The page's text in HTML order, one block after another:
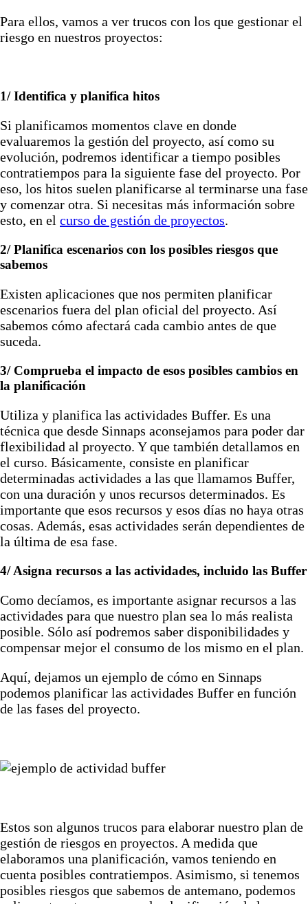
Para ellos, vamos a ver trucos con los que gestionar el
riesgo en nuestros proyectos:
1/ Identifica y planifica hitos
Si planificamos momentos clave en donde
evaluaremos la gestión del proyecto, así como su
evolución, podremos identificar a tiempo posibles
contratiempos para la siguiente fase del proyecto. Por
eso, los hitos suelen planificarse al terminarse una fase
y comenzar otra. Si necesitas más información sobre
esto, en el curso de gestión de proyectos.
2/ Planifica escenarios con los posibles riesgos que
sabemos
Existen aplicaciones que nos permiten planificar
escenarios fuera del plan oficial del proyecto. Así
sabemos cómo afectará cada cambio antes de que
suceda.
3/ Comprueba el impacto de esos posibles cambios en
la planificación
Utiliza y planifica las actividades Buffer. Es una
técnica que desde Sinnaps aconsejamos para poder dar
flexibilidad al proyecto. Y que también detallamos en
el curso. Básicamente, consiste en planificar
determinadas actividades a las que llamamos Buffer,
con una duración y unos recursos determinados. Es
importante que esos recursos y esos días no haya otras
cosas. Además, esas actividades serán dependientes de
la última de esa fase.
4/ Asigna recursos a las actividades, incluido las Buffer
Como decíamos, es importante asignar recursos a las
actividades para que nuestro plan sea lo más realista
posible. Sólo así podremos saber disponibilidades y
compensar mejor el consumo de los mismo en el plan.
Aquí, dejamos un ejemplo de cómo en Sinnaps
podemos planificar las actividades Buffer en función
de las fases del proyecto.
Estos son algunos trucos para elaborar nuestro plan de
gestión de riesgos en proyectos. A medida que
elaboramos una planificación, vamos teniendo en
cuenta posibles contratiempos. Asimismo, si tenemos
posibles riesgos que sabemos de antemano, podemos